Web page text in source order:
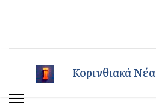
Κορινθιακά Νέα